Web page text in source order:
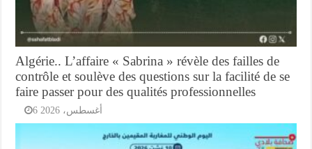
Algérie.. L’affaire « Sabrina » révèle des failles de
contrôle et soulève des questions sur la facilité de se
faire passer pour des qualités professionnelles
6 أغسطس، 2026